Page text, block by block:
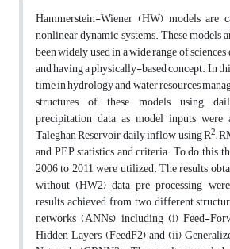
Hammerstein-Wiener (HW) models are
nonlinear dynamic systems. These models
been widely used in a wide range of
and having a physically-based concept. In
time in hydrology and water resources
structures of these models using
precipitation data as model inputs
Taleghan Reservoir daily inflow using R2,
and PEP statistics and criteria. To do this,
2006 to 2011 were utilized. The results
without (HW2) data pre-processing
results achieved from two different
networks (ANNs) including (i) Feed-
Hidden Layers (FeedF2) and (ii)